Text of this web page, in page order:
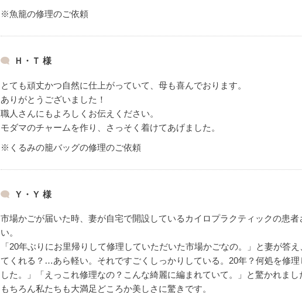
※魚籠の修理のご依頼
Ｈ・Ｔ 様
とても頑丈かつ自然に仕上がっていて、母も喜んでおります。
ありがとうございました！
職人さんにもよろしくお伝えください。
モダマのチャームを作り、さっそく着けてあげました。
※くるみの籠バッグの修理のご依頼
Ｙ・Ｙ 様
市場かごが届いた時、妻が自宅で開設しているカイロプラクティックの患
い。
「20年ぶりにお里帰りして修理していただいた市場かごなの。」と妻が答
てくれる？…あら軽い。それですごくしっかりしている。20年？何処を修
した。」「えっこれ修理なの？こんな綺麗に編まれていて。」と驚かれまし
もちろん私たちも大満足どころか美しさに驚きです。